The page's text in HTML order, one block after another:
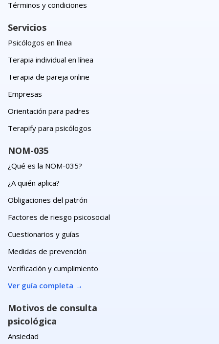
Términos y condiciones
Servicios
Psicólogos en línea
Terapia individual en línea
Terapia de pareja online
Empresas
Orientación para padres
Terapify para psicólogos
NOM-035
¿Qué es la NOM-035?
¿A quién aplica?
Obligaciones del patrón
Factores de riesgo psicosocial
Cuestionarios y guías
Medidas de prevención
Verificación y cumplimiento
Ver guía completa →
Motivos de consulta
psicológica
Ansiedad